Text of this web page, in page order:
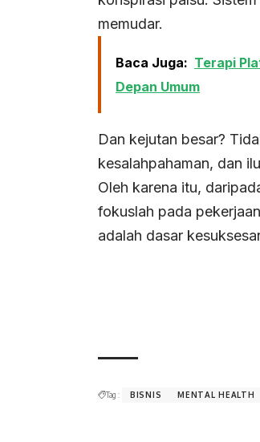
memudar.
Baca Juga: Terapi
Depan Umum
Dan kejutan besar?
kesalahpahaman, dan
Oleh karena itu,
fokuslah pada
adalah dasar
Tag : BISNIS MENTAL HEALTH